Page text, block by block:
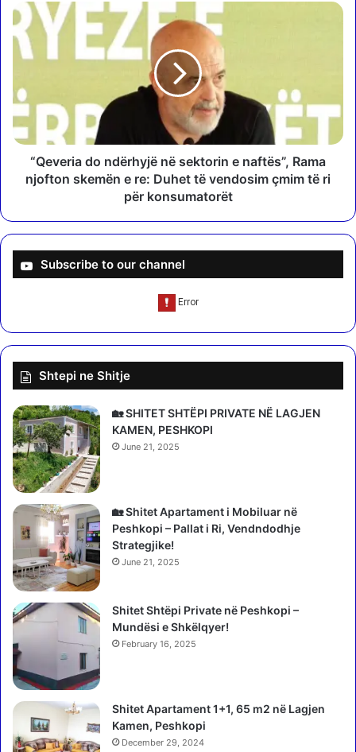
r
f
i
a
/
K
u
h
l
e
k
s
a
n
d
ë
S
a
d
k
a
j
t
,
v
a
“
Q
e
r
a
d
j
s
e
t
o
r
i
n
e
n
a
t
ë
s
,
R
a
m
a
j
f
“Qeveria do ndërhyjë në sektorin e naftës”, Rama
njofton skemën e re: Duhet të vendosim çmim të ri
për konsumatorët
Subscribe to our channel
Shtepi ne Shitje
🏡 SHITET SHTËPI PRIVATE NË LAGJEN
KAMEN, PESHKOPI
June 21, 2025
🏡 Shitet Apartament i Mobiluar në
Peshkopi – Pallat i Ri, Vendndodhje
Strategjike!
June 21, 2025
Shitet Shtëpi Private në Peshkopi –
Mundësi e Shkëlqyer!
February 16, 2025
Shitet Apartament 1+1, 65 m2 në Lagjen
Kamen, Peshkopi
December 29, 2024